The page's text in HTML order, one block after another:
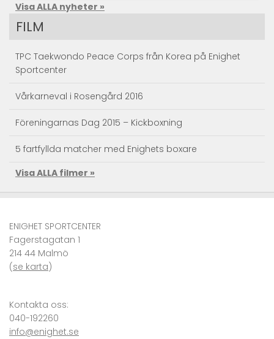
Visa ALLA nyheter »
FILM
TPC Taekwondo Peace Corps från Korea på Enighet
Sportcenter
Vårkarneval i Rosengård 2016
Föreningarnas Dag 2015 – Kickboxning
5 fartfyllda matcher med Enighets boxare
Taekwondo Träningsläger
Se Superkicken – JKA RM Sweden 2010 Karate
VM i karate – självförsvar i världsklass
Visa ALLA filmer »
ENIGHET SPORTCENTER
Fagerstagatan 1
214 44 Malmö
(se karta)
Kontakta oss:
040-192260
info@enighet.se